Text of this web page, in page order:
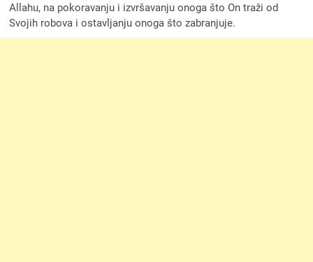
Allahu, na pokoravanju i izvršavanju onoga što On traži od
Svojih robova i ostavljanju onoga što zabranjuje.